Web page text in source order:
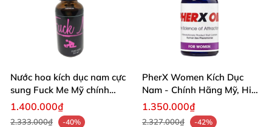
Nước hoa kích dục nam cực
sung Fuck Me Mỹ chính
hãng
1.400.000₫
2.333.000₫ -40%
PherX Women Kích Dục
Nam - Chính Hãng Mỹ, Hiệu
Quả Mạnh Mẽ
1.350.000₫
2.327.000₫ -42%